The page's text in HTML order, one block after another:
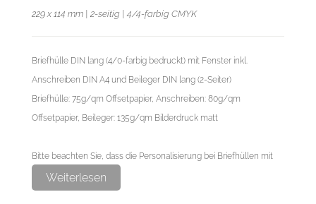
229 x 114 mm | 2-seitig | 4/4-farbig CMYK
Briefhülle DIN lang (4/0-farbig bedruckt) mit Fenster inkl.
Anschreiben DIN A4 und Beileger DIN lang (2-Seiter)
Briefhülle: 75g/qm Offsetpapier, Anschreiben: 80g/qm
Offsetpapier, Beileger: 135g/qm Bilderdruck matt
Bitte beachten Sie, dass die Personalisierung bei Briefhüllen mit
Fenster auf dem Anschreiben erfolgt. Bei Briefhüllen ohne
Weiterlesen